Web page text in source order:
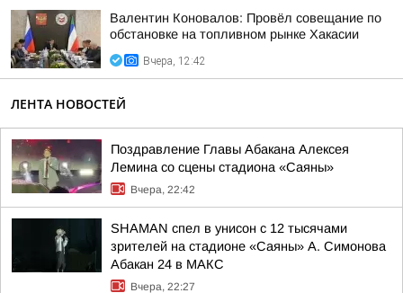
Валентин Коновалов: Провёл совещание по
обстановке на топливном рынке Хакасии
Вчера, 12:42
ЛЕНТА НОВОСТЕЙ
Поздравление Главы Абакана Алексея
Лемина со сцены стадиона «Саяны»
Вчера, 22:42
SHAMAN спел в унисон с 12 тысячами
зрителей на стадионе «Саяны» А. Симонова
Абакан 24 в МАКС
Вчера, 22:27